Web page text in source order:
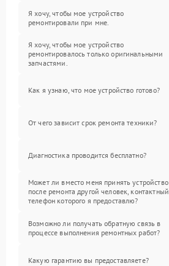
Я хочу, чтобы мое устройство
ремонтировали при мне.
Я хочу, чтобы мое устройство
ремонтировалось только оригинальными
запчастями.
Как я узнаю, что мое устройство готово?
От чего зависит срок ремонта техники?
Диагностика проводится бесплатно?
Может ли вместо меня принять устройство
после ремонта другой человек, контактный
телефон которого я предоставлю?
Возможно ли получать обратную связь в
процессе выполнения ремонтных работ?
Какую гарантию вы предоставляете?